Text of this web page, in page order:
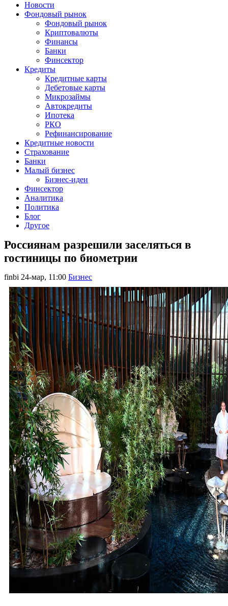
Новости
Фондовый рынок
Фондовый рынок
Криптовалюты
Финансы
Банки
Финсектор
Кредиты
Кредитные карты
Дебетовые карты
Микрозаймы
Автокредиты
Ипотека
РКО
Рефинансирование
Кредитные новости
Страхование
Банки
Малый бизнес
Бизнес-идеи
Финсектор
Аналитика
Политика
Блог
Другое
Россиянам разрешили заселяться в
гостиницы по биометрии
finbi 24-мар, 11:00 Бизнес